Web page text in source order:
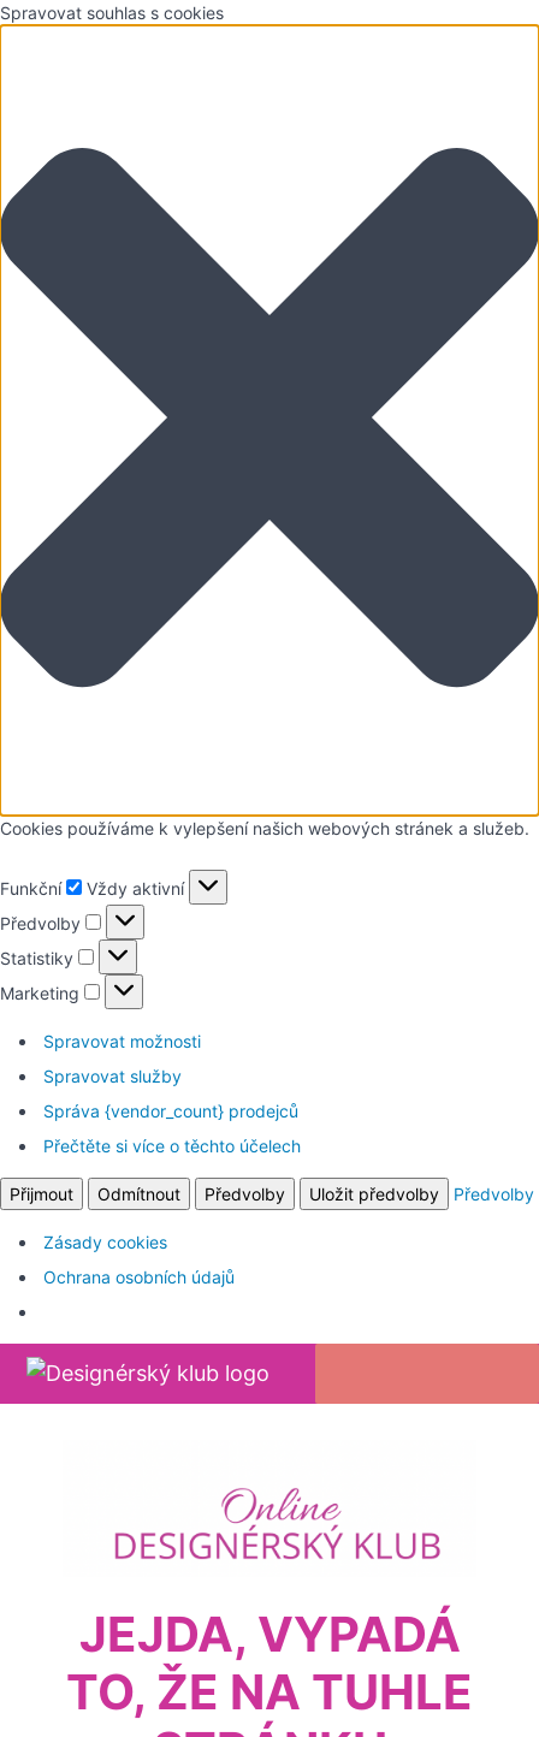
Spravovat souhlas s cookies
Cookies používáme k vylepšení našich webových stránek a služeb.
Funkční Funkční
Vždy aktivní
Předvolby
Předvolby
Statistiky Statistiky
Marketing Marketing
Spravovat možnosti
Spravovat služby
Správa {vendor_count} prodejců
Přečtěte si více o těchto účelech
Přijmout Odmítnout Předvolby Uložit předvolby Předvolby
Zásady cookies
Ochrana osobních údajů
Return to all kurzy
5.
Obsah
JEJDA, VYPADÁ
TO, ŽE NA TUHLE